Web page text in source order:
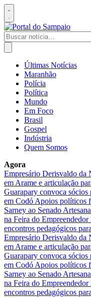
Pular
para
o
conteúdo
Abrir
menu
Buscar
por:
Abrir
buscaÚltimas Notícias
Maranhão
Polícia
Política
Mundo
Em Foco
Brasil
Gospel
Indústria
Quem Somos
Agora
Empresário Derisvaldo da
em Arame e articulação
Guarapary convoca sócios
em Codó Apoios políticos
Sarney ao Senado
na Feira do Empreendedor
encontros pedagógicos
Empresário Derisvaldo da
em Arame e articulação
Guarapary convoca sócios
em Codó Apoios políticos
Sarney ao Senado
na Feira do Empreendedor
encontros pedagógicos